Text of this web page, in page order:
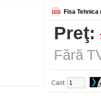
Fisa Tehnica
Preţ:
Fără
Cant: